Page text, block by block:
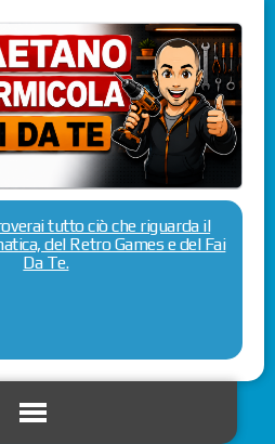
tutto ciò che riguarda il
del Retro Games e del Fai
Da Te.